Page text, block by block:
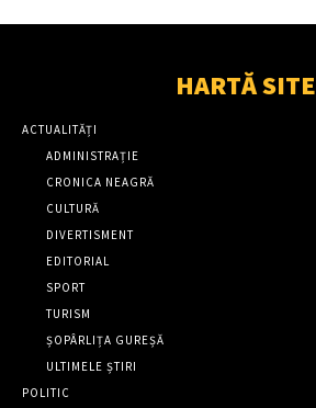
HARTĂ SITE
ACTUALITĂȚI
ADMINISTRAȚIE
CRONICA NEAGRĂ
CULTURĂ
DIVERTISMENT
EDITORIAL
SPORT
TURISM
ȘOPÂRLIȚA GUREȘĂ
ULTIMELE ȘTIRI
POLITIC